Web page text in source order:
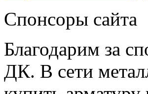
Спонсоры сайта
Благодарим за
ДК. В сети